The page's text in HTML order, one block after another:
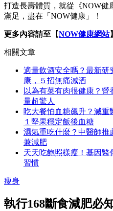
打造長壽體質，就從《NOW健
滿足，盡在「NOW健康」！
更多內容請至【NOW健康網站
相關文章
適量飲酒安全嗎？最新研
康，５招無痛減酒
以為有菜有肉很健康？
量超驚人
吃大餐怕血糖飆升？減重
１堅果穩定飯後血糖
濕氣重吃什麼？中醫師推
兼減肥
天天吃飽照樣瘦！基因
習慣
瘦身
執行168斷食減肥必